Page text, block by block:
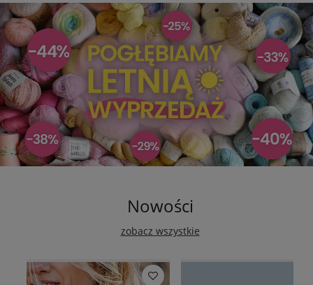
Nowości
zobacz wszystkie